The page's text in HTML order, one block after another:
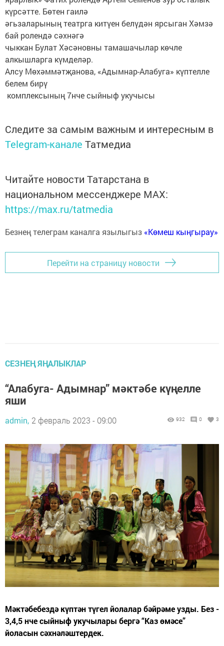
күрсәтте. Бөтен гаилә
әгьзаларының театрга китүен белүдән ярсыган Хәмзә
бай ролендә сәхнәгә
чыккан Булат Хәсәновны тамашачылар көчле
алкышларга күмделәр.
Алсу Мөхәммәтҗанова, «Адымнар-Алабуга» күптелле
белем бирү
комплексының 7нче сыйныф укучысы
Следите за самым важным и интересным в
Telegram-канале Татмедиа
Читайте новости Татарстана в
национальном мессенджере MАХ:
https://max.ru/tatmedia
Безнең телеграм каналга язылыгыз «Көмеш кыңгырау»
Перейти на страницу новости
СЕЗНЕҢ ЯҢАЛЫКЛАР
“Алабуга- Адымнар” мәктәбе күңелле
яши
admin, 2 февраль 2023 - 09:00 932 0 3
Мәктәбебездә күптән түгел йолалар бәйрәме узды. Без -
3,4,5 нче сыйныф укучылары бергә “Каз өмәсе”
йоласын сәхнәләштердек.